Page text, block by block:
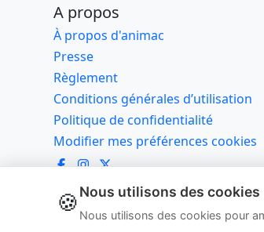
A propos
À propos d'animac
Presse
Règlement
Conditions générales d’utilisation
Politique de confidentialité
Modifier mes préférences cookies
🍪Nous utilisons des cookies
Nous utilisons des cookies pour